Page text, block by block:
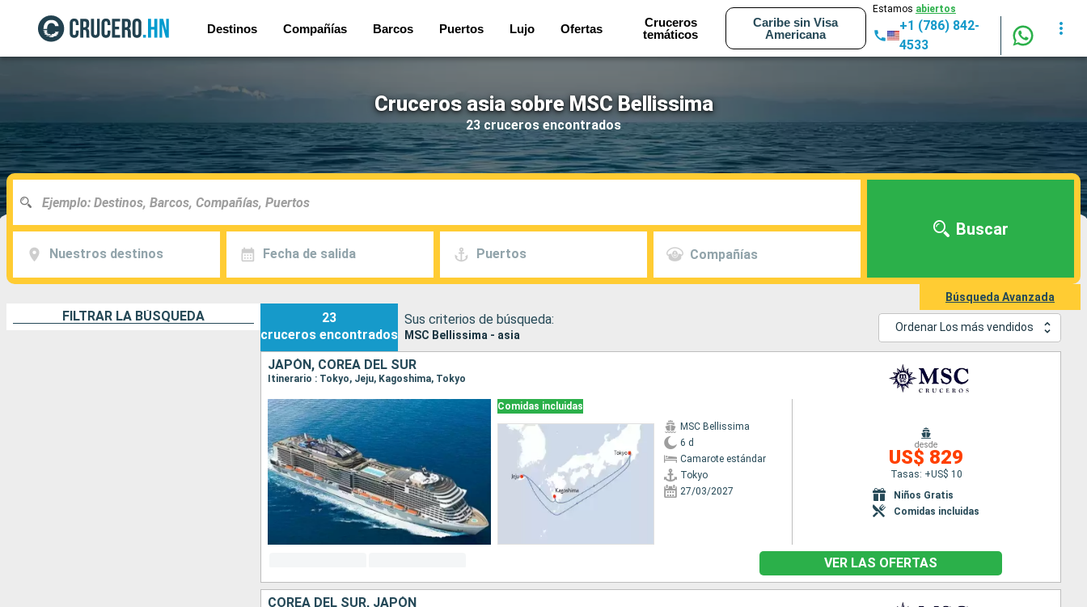
Destinos Compañías Barcos Puertos Lujo Ofertas
Cruceros
temáticos
Caribe sin Visa
Americana
Estamos abiertos
+1 (786) 842-
4533
Cruceros asia sobre MSC Bellissima
23 cruceros encontrados
Nuestros destinos Fecha de salida Puertos Compañías
Buscar
Búsqueda Avanzada
FILTRAR LA BÚSQUEDA
23
cruceros encontrados
Sus criterios de búsqueda:
MSC Bellissima - asia
Ordenar Los más vendidos
JAPÓN, COREA DEL SUR
Itinerario : Tokyo, Jeju, Kagoshima, Tokyo
Comidas incluidas
MSC Bellissima
6 d
Camarote estándar
Tokyo
27/03/2027
desde
US$ 829
Tasas: +US$ 10
Niños Gratis
Comidas incluidas
VER LAS OFERTAS
COREA DEL SUR, JAPÓN